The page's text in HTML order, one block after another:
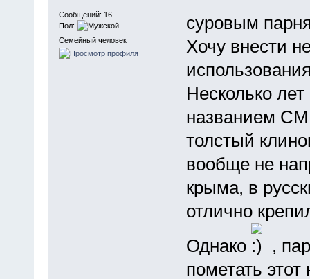
Сообщений: 16
Пол:
Семейный человек
суровым
Хочу внести
Несколько
названием
толстый
вообще не
крыма, в
отлично
Однако
,
пометать